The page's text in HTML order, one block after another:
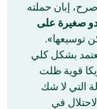
إبان حملته
صغيرة على
توسيعها».
بشكل كلي
قوية ظلت
التي لا شك
في